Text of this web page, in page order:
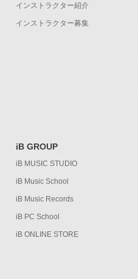
インストラクター紹介
インストラクター募集
iB GROUP
iB MUSIC STUDIO
iB Music School
iB Music Records
iB PC School
iB ONLINE STORE